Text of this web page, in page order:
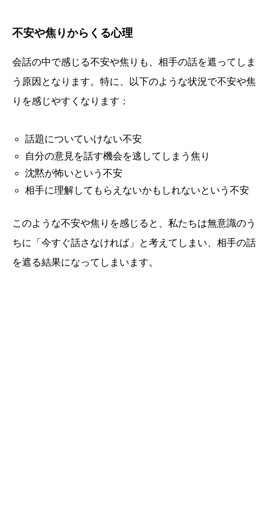
不安や焦りからくる心理
会話の中で感じる不安や焦りも、相手の話を遮ってしま
う原因となります。特に、以下のような状況で不安や焦
りを感じやすくなります：
話題についていけない不安
自分の意見を話す機会を逃してしまう焦り
沈黙が怖いという不安
相手に理解してもらえないかもしれないという不安
このような不安や焦りを感じると、私たちは無意識のう
ちに「今すぐ話さなければ」と考えてしまい、相手の話
を遮る結果になってしまいます。